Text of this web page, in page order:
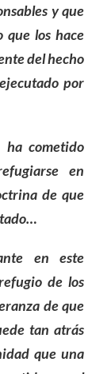
y que
que los hace
del hecho
por
ha cometido
en
de que
en este
de los
de que
tan atrás
que una